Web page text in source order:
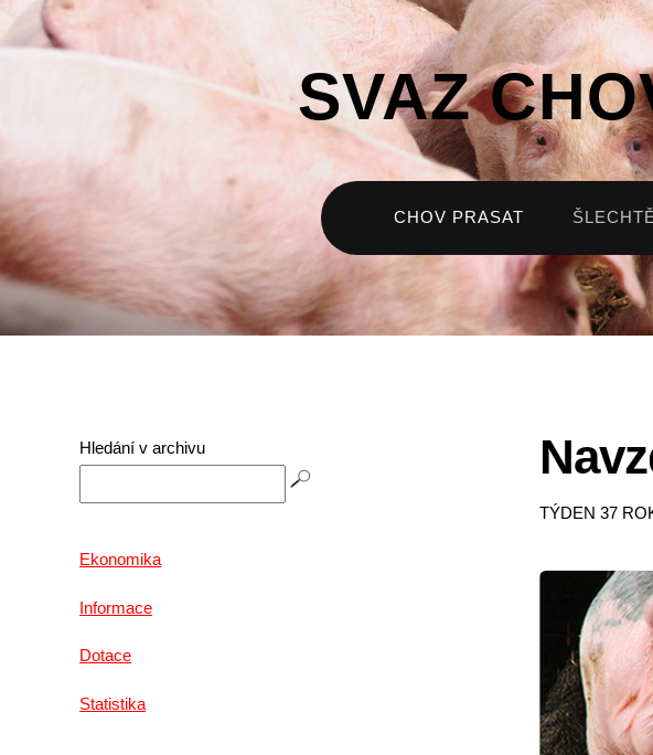
SVAZ
CHOV PRASAT
Hledání v archivu
Ekonomika
Informace
Dotace
Statistika
TÝDEN 37